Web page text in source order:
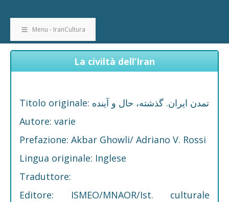
Menu - IranCultura
La civiltà dell’Iran
Titolo originale: تمدن ایران. گذشته، حال و آینده
Autore: varie
Prefazione: Akbar Ghowli/ Adriano V. Rossi
Lingua originale: Inglese
Traduttore:
Editore: ISMEO/MNAOR/Ist. culturale